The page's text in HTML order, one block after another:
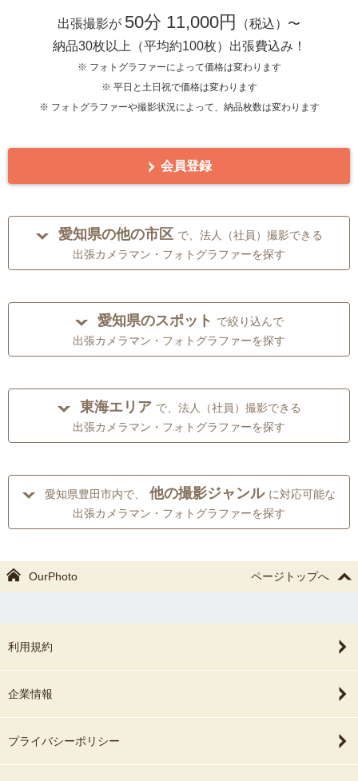
出張撮影が 50分 11,000円
（税込）〜
納品30枚以上（平均約100枚）出張費込み！
※ フォトグラファーによって価格は変わります
※ 平日と土日祝で価格は変わります
※ フォトグラファーや撮影状況によって、納品枚数は変わります
会員登録
愛知県の他の市区 で、法人（社員）撮影できる
出張カメラマン・フォトグラファーを探す
愛知県のスポット で絞り込んで
出張カメラマン・フォトグラファーを探す
東海エリア で、法人（社員）撮影できる
出張カメラマン・フォトグラファーを探す
愛知県豊田市内で、 他の撮影ジャンル に対応可能な
出張カメラマン・フォトグラファーを探す
OurPhoto ページトップへ
利用規約
企業情報
プライバシーポリシー